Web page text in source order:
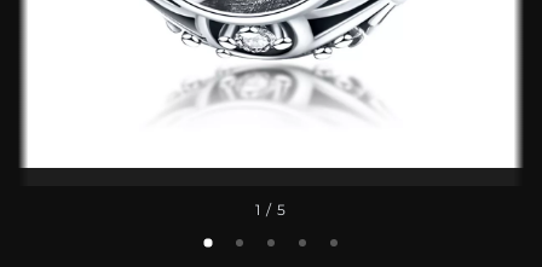
1 / 5